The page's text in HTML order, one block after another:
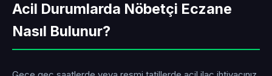
Acil Durumlarda Nöbetçi Eczane
Nasıl Bulunur?